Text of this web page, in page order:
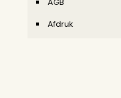
Afdruk